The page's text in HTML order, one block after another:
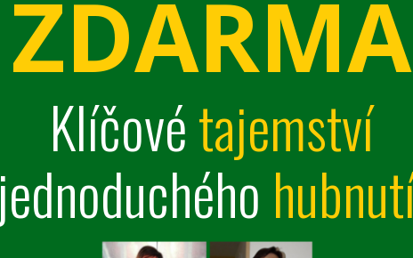
ZDARMA
Klíčovétajemství
jednoduchého